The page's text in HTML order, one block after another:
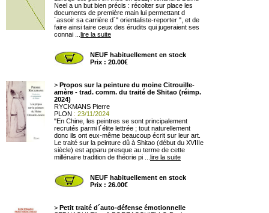
Neel a un but bien précis : récolter sur place les
documents de première main lui permettant d
´assoir sa carrière d´" orientaliste-reporter ", et de
faire ainsi taire ceux des érudits qui jugeraient ses
connai ... lire la suite
NEUF habituellement en stock
Prix : 20.00€
> Propos sur la peinture du moine Citrouille-
amère - trad. comm. du traité de Shitao (réimp.
2024)
RYCKMANS Pierre
PLON : 23/11/2024
"En Chine, les peintres se sont principalement
recrutés parmi l´élite lettrée ; tout naturellement
donc ils ont eux-même beaucoup écrit sur leur art.
Le traité sur la peinture dû à Shitao (début du XVIIIe
siècle) est apparu presque au terme de cette
millénaire tradition de théorie pi ... lire la suite
NEUF habituellement en stock
Prix : 26.00€
> Petit traité d´auto-défense émotionnelle